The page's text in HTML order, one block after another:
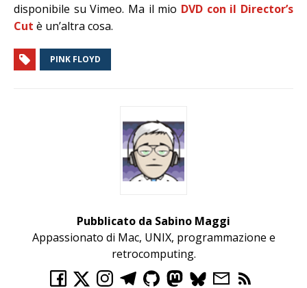
disponibile su Vimeo. Ma il mio DVD con il Director’s
Cut è un’altra cosa.
PINK FLOYD
Pubblicato da Sabino Maggi
Appassionato di Mac, UNIX, programmazione e
retrocomputing.